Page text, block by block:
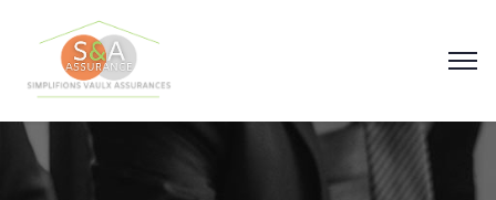
Panneau de gestion des cookies